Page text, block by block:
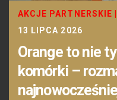
AKCJE PARTNERSKIE
13 LIPCA 2026
Orange to nie
komórki –